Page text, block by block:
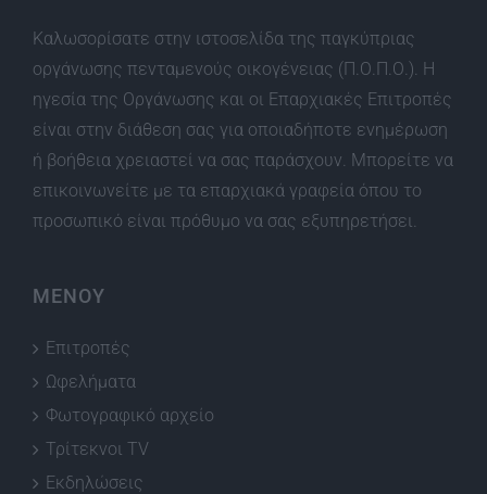
Καλωσορίσατε στην ιστοσελίδα της παγκύπριας
οργάνωσης πενταμενούς οικογένειας (Π.Ο.Π.Ο.). Η
ηγεσία της Οργάνωσης και οι Επαρχιακές Επιτροπές
είναι στην διάθεση σας για οποιαδήποτε ενημέρωση
ή βοήθεια χρειαστεί να σας παράσχουν. Μπορείτε να
επικοινωνείτε με τα επαρχιακά γραφεία όπου το
προσωπικό είναι πρόθυμο να σας εξυπηρετήσει.
ΜΕΝΟΥ
Επιτροπές
Ωφελήματα
Φωτογραφικό αρχείο
Τρίτεκνοι TV
Εκδηλώσεις